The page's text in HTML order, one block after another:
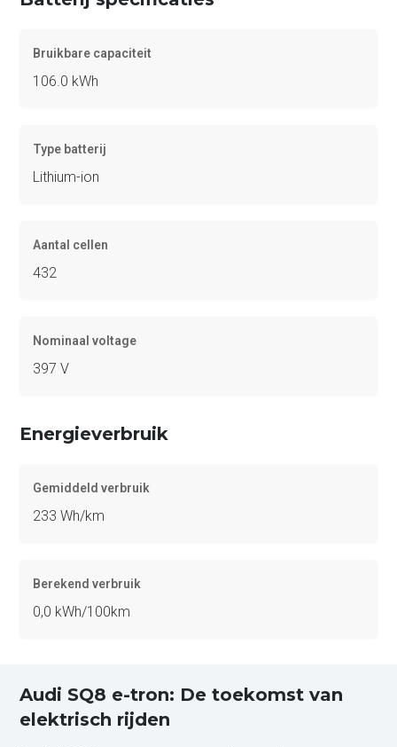
Bruikbare capaciteit
106.0 kWh
Type batterij
Lithium-ion
Aantal cellen
432
Nominaal voltage
397 V
Energieverbruik
Gemiddeld verbruik
233 Wh/km
Berekend verbruik
0,0 kWh/100km
Audi SQ8 e-tron: De toekomst van
elektrisch rijden